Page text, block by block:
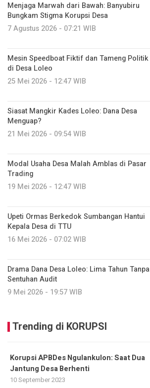
Menjaga Marwah dari Bawah: Banyubiru
Bungkam Stigma Korupsi Desa
7 Agustus 2026 - 07:21 WIB
Mesin Speedboat Fiktif dan Tameng Politik
di Desa Loleo
25 Mei 2026 - 12:47 WIB
Siasat Mangkir Kades Loleo: Dana Desa
Menguap?
21 Mei 2026 - 09:54 WIB
Modal Usaha Desa Malah Amblas di Pasar
Trading
19 Mei 2026 - 12:47 WIB
Upeti Ormas Berkedok Sumbangan Hantui
Kepala Desa di TTU
16 Mei 2026 - 07:02 WIB
Drama Dana Desa Loleo: Lima Tahun Tanpa
Sentuhan Audit
9 Mei 2026 - 19:57 WIB
Trending di KORUPSI
Korupsi APBDes Ngulankulon: Saat Dua
Jantung Desa Berhenti
10 September 2023